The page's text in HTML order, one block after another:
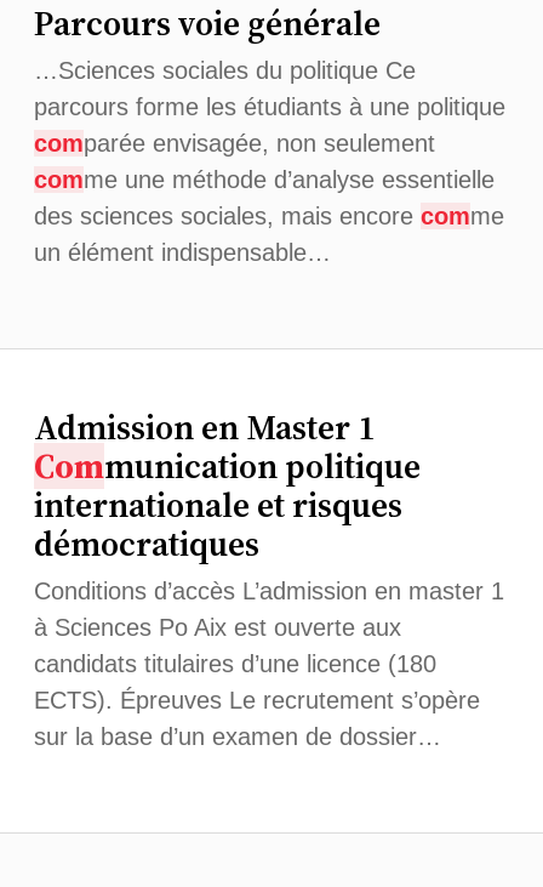
Parcours voie générale
…Sciences sociales du politique Ce
parcours forme les étudiants à une politique
comparée envisagée, non seulement
comme une méthode d’analyse essentielle
des sciences sociales, mais encore comme
un élément indispensable…
Admission en Master 1
Communication politique
internationale et risques
démocratiques
Conditions d’accès L’admission en master 1
à Sciences Po Aix est ouverte aux
candidats titulaires d’une licence (180
ECTS). Épreuves Le recrutement s’opère
sur la base d’un examen de dossier…